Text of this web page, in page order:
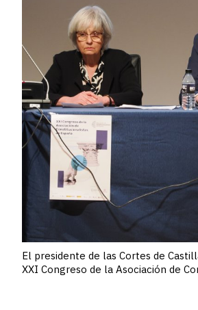
El presidente de las Cortes de
XXI Congreso de la Asociación de